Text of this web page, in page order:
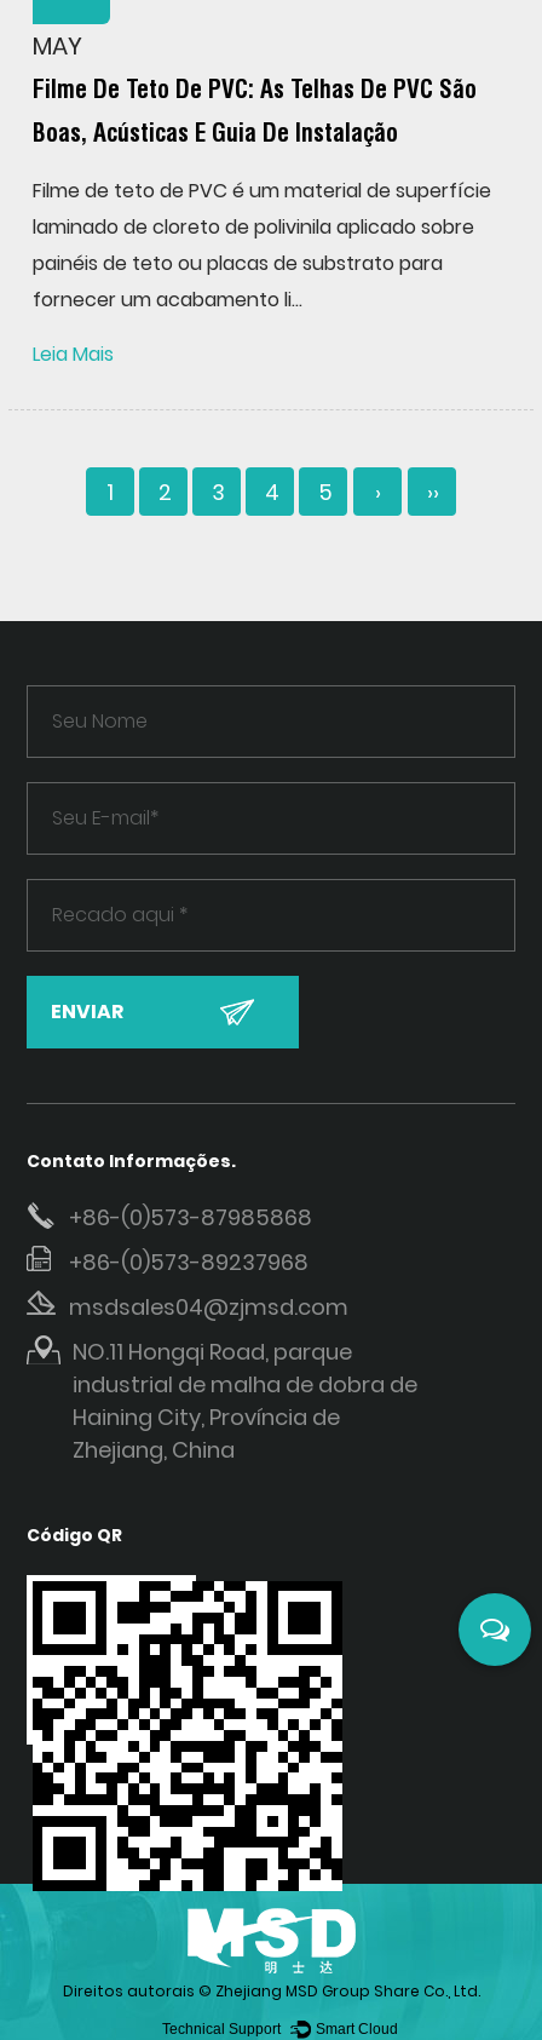
MAY
Filme De Teto De PVC: As Telhas De PVC São
Boas, Acústicas E Guia De Instalação
Filme de teto de PVC é um material de superfície
laminado de cloreto de polivinila aplicado sobre
painéis de teto ou placas de substrato para
fornecer um acabamento li...
Leia Mais
1 2 3 4 5 › ››
Contato Informações.
+86-(0)573-87985868
+86-(0)573-89237968
msdsales04@zjmsd.com
NO.11 Hongqi Road, parque
industrial de malha de dobra de
Haining City, Província de
Zhejiang, China
Código QR
Direitos autorais © Zhejiang MSD Group Share Co., Ltd.
Technical Support ： Smart Cloud